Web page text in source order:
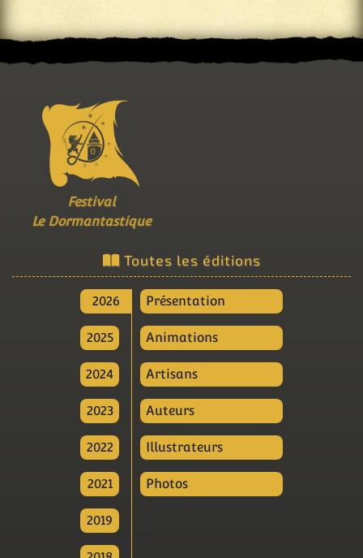
Festival
Le Dormantastique
Toutes les éditions
2026
2025
2024
2023
2022
2021
2019
Présentation
Animations
Artisans
Auteurs
Illustrateurs
Photos